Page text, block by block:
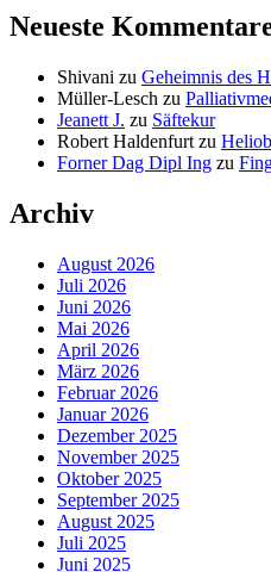
Neueste
Shivani zu Geheimnis des
Müller-Lesch zu
Jeanett J. zu Säftekur
Robert Haldenfurt zu
Forner Dag Dipl Ing zu
Archiv
August 2026
Juli 2026
Juni 2026
Mai 2026
April 2026
März 2026
Februar 2026
Januar 2026
Dezember 2025
November 2025
Oktober 2025
September 2025
August 2025
Juli 2025
Juni 2025